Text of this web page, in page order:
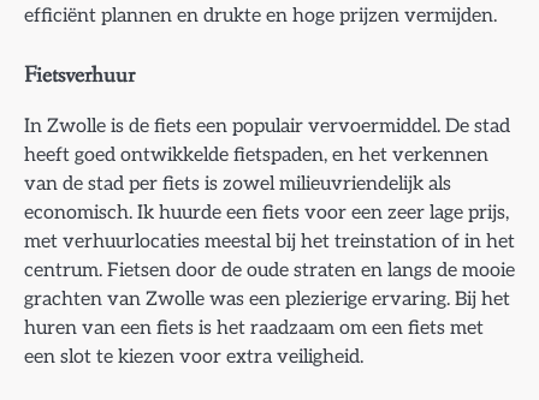
efficiënt plannen en drukte en hoge prijzen vermijden.
Fietsverhuur
In Zwolle is de fiets een populair vervoermiddel. De stad
heeft goed ontwikkelde fietspaden, en het verkennen
van de stad per fiets is zowel milieuvriendelijk als
economisch. Ik huurde een fiets voor een zeer lage prijs,
met verhuurlocaties meestal bij het treinstation of in het
centrum. Fietsen door de oude straten en langs de mooie
grachten van Zwolle was een plezierige ervaring. Bij het
huren van een fiets is het raadzaam om een fiets met
een slot te kiezen voor extra veiligheid.